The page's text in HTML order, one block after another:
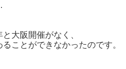
大阪開催がなく、
ことができなかったのです。